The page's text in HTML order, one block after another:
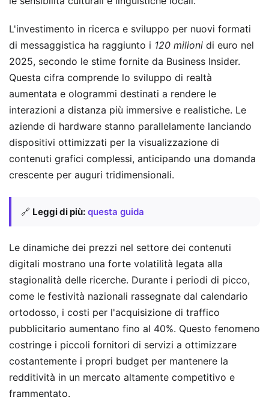
L'investimento in ricerca e sviluppo per nuovi formati
di messaggistica ha raggiunto i 120 milioni di euro nel
2025, secondo le stime fornite da Business Insider.
Questa cifra comprende lo sviluppo di realtà
aumentata e ologrammi destinati a rendere le
interazioni a distanza più immersive e realistiche. Le
aziende di hardware stanno parallelamente lanciando
dispositivi ottimizzati per la visualizzazione di
contenuti grafici complessi, anticipando una domanda
crescente per auguri tridimensionali.
🔗 Leggi di più: questa guida
Le dinamiche dei prezzi nel settore dei contenuti
digitali mostrano una forte volatilità legata alla
stagionalità delle ricerche. Durante i periodi di picco,
come le festività nazionali rassegnate dal calendario
ortodosso, i costi per l'acquisizione di traffico
pubblicitario aumentano fino al 40%. Questo fenomeno
costringe i piccoli fornitori di servizi a ottimizzare
costantemente i propri budget per mantenere la
redditività in un mercato altamente competitivo e
frammentato.